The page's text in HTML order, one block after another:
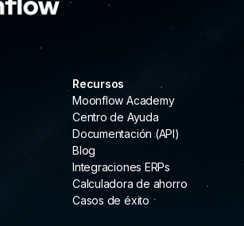
Recursos
Moonflow Academy
Centro de Ayuda
Documentación (API)
Blog
Integraciones ERPs
Calculadora de ahorro
Casos de éxito